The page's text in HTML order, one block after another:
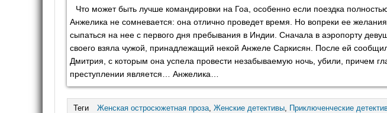
Что может быть лучше командировки на Гоа, особенно если поездка
Анжелика не сомневается: она отлично проведет время. Но вопреки ее
сыпаться на нее с первого дня пребывания в Индии. Сначала в аэропорту
своего взяла чужой, принадлежащий некой Анжеле Саркисян. После ей
Дмитрия, с которым она успела провести незабываемую ночь, убили, причем
преступлении является… Анжелика…
Теги Женская остросюжетная проза, Женские детективы, Приключенческие